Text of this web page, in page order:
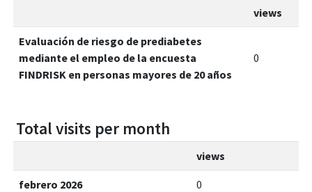
views
Evaluación de riesgo de prediabetes
mediante el empleo de la encuesta
FINDRISK en personas mayores de 20 años
0
Total visits per month
views
febrero 2026 0